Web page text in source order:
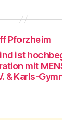
Pforzheim
ist
mit
& Karls-